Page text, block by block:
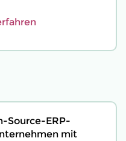
Source-ERP-
mit